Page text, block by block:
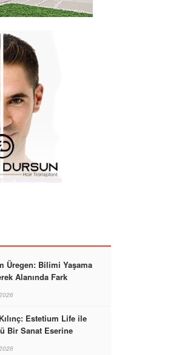
Üregen: Bilimi Yaşama
Alanında Fark
Estetium Life ile
Bir Sanat Eserine